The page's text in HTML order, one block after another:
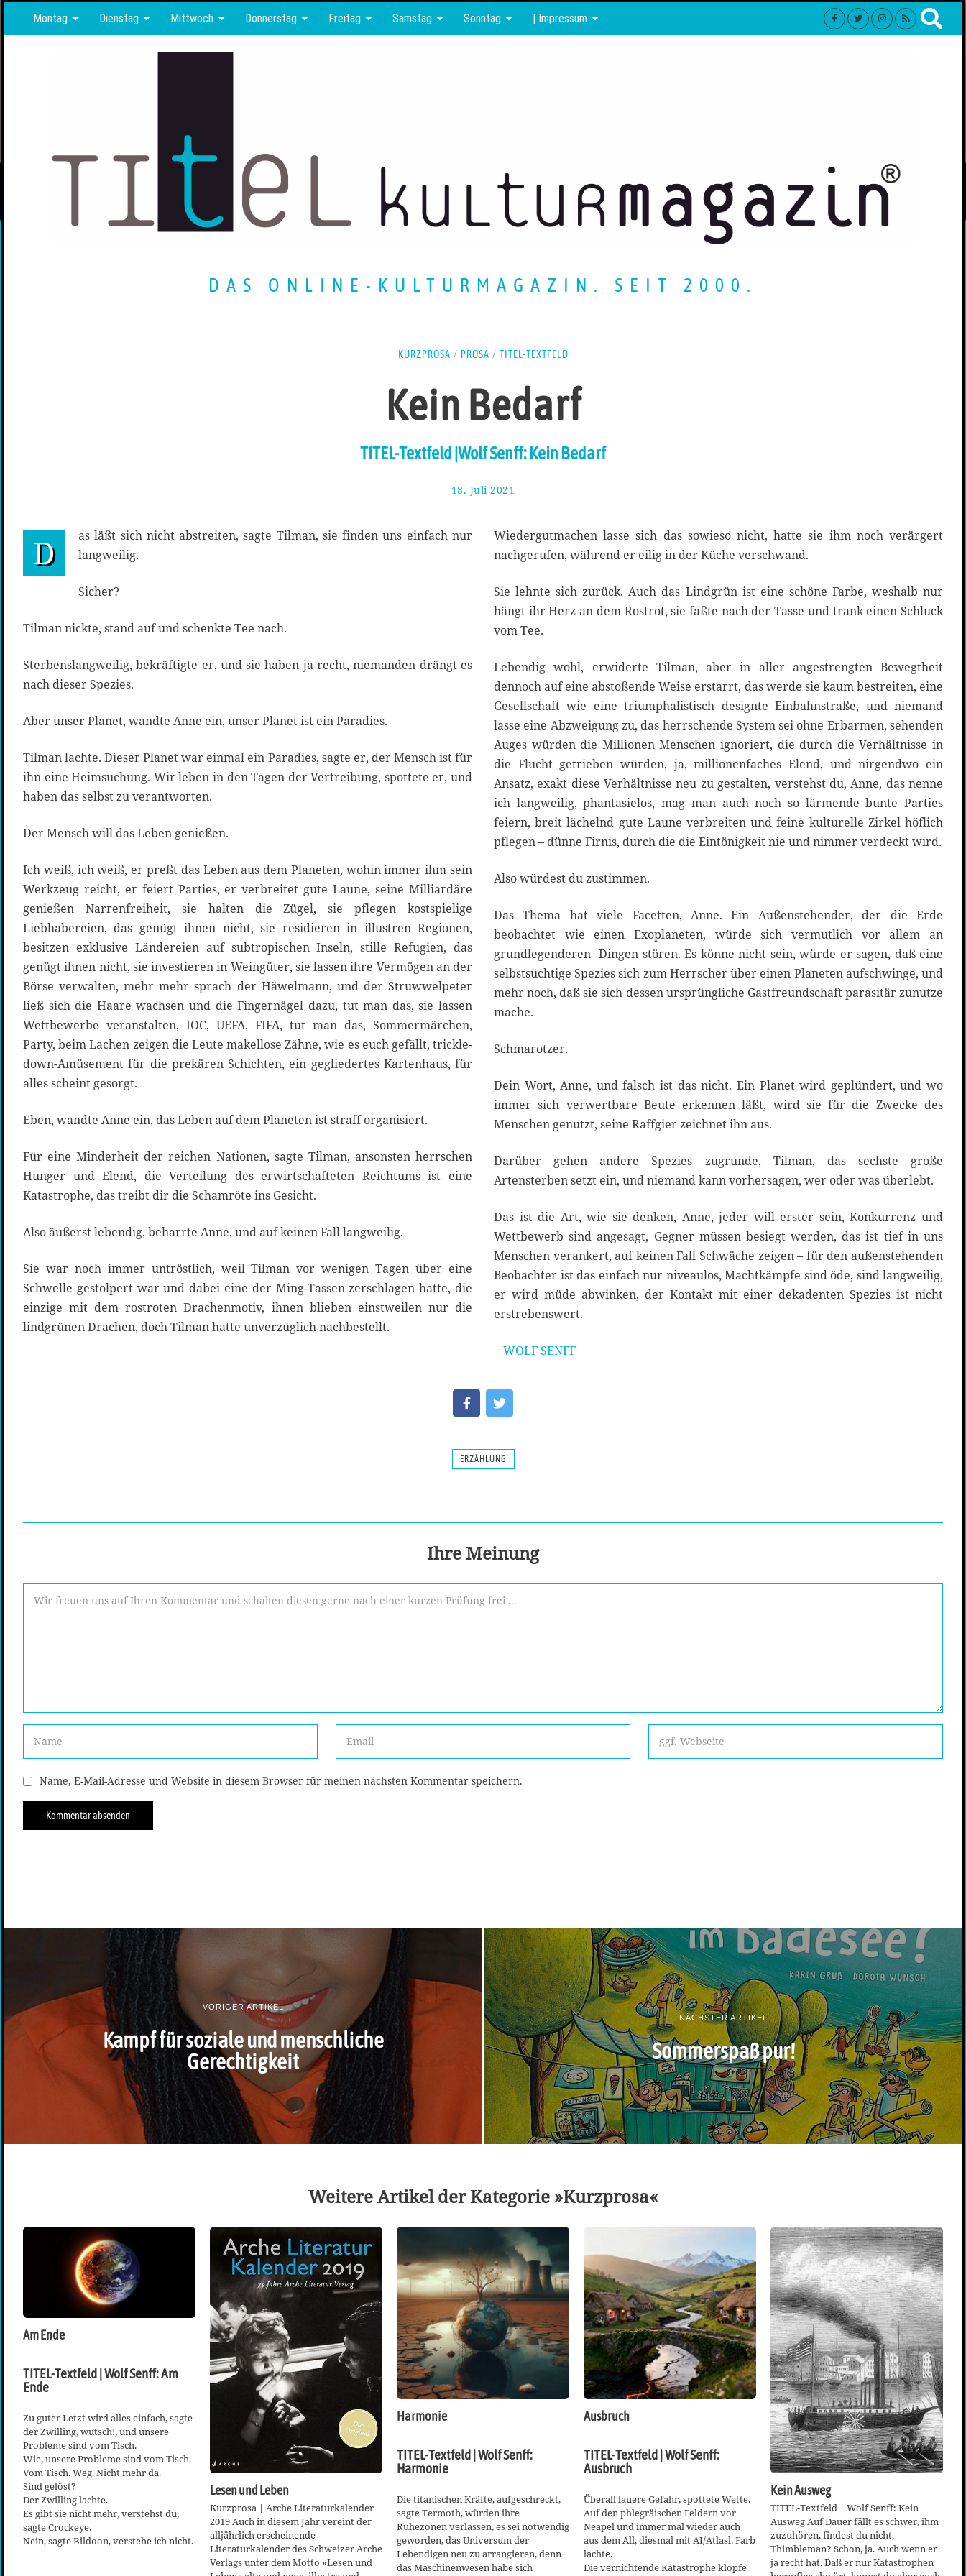
Montag Dienstag Mittwoch Donnerstag Freitag Samstag Sonntag | Impressum
DAS ONLINE-KULTURMAGAZIN. SEIT 2000.
KURZPROSA / PROSA / TITEL-TEXTFELD
Kein Bedarf
TITEL-Textfeld |Wolf Senff: Kein Bedarf
18. Juli 2021
J
u
l
2
2
1
D
as läßt sich nicht abstreiten, sagte Tilman, sie finden uns einfach nur
langweilig.
Sicher?
Tilman nickte, stand auf und schenkte Tee nach.
Sterbenslangweilig, bekräftigte er, und sie haben ja recht, niemanden drängt es
nach dieser Spezies.
Aber unser Planet, wandte Anne ein, unser Planet ist ein Paradies.
Tilman lachte. Dieser Planet war einmal ein Paradies, sagte er, der Mensch ist für
ihn eine Heimsuchung. Wir leben in den Tagen der Vertreibung, spottete er, und
haben das selbst zu verantworten.
Der Mensch will das Leben genießen.
Ich weiß, ich weiß, er preßt das Leben aus dem Planeten, wohin immer ihm sein
Werkzeug reicht, er feiert Parties, er verbreitet gute Laune, seine Milliardäre
genießen Narrenfreiheit, sie halten die Zügel, sie pflegen kostspielige
Liebhabereien, das genügt ihnen nicht, sie residieren in illustren Regionen,
besitzen exklusive Ländereien auf subtropischen Inseln, stille Refugien, das
genügt ihnen nicht, sie investieren in Weingüter, sie lassen ihre Vermögen an der
Börse verwalten, mehr mehr sprach der Häwelmann, und der Struwwelpeter
ließ sich die Haare wachsen und die Fingernägel dazu, tut man das, sie lassen
Wettbewerbe veranstalten, IOC, UEFA, FIFA, tut man das, Sommermärchen,
Party, beim Lachen zeigen die Leute makellose Zähne, wie es euch gefällt, trickle-
down-Amüsement für die prekären Schichten, ein gegliedertes Kartenhaus, für
alles scheint gesorgt.
Eben, wandte Anne ein, das Leben auf dem Planeten ist straff organisiert.
Für eine Minderheit der reichen Nationen, sagte Tilman, ansonsten herrschen
Hunger und Elend, die Verteilung des erwirtschafteten Reichtums ist eine
Katastrophe, das treibt dir die Schamröte ins Gesicht.
Also äußerst lebendig, beharrte Anne, und auf keinen Fall langweilig.
Sie war noch immer untröstlich, weil Tilman vor wenigen Tagen über eine
Schwelle gestolpert war und dabei eine der Ming-Tassen zerschlagen hatte, die
einzige mit dem rostroten Drachenmotiv, ihnen blieben einstweilen nur die
lindgrünen Drachen, doch Tilman hatte unverzüglich nachbestellt.
Wiedergutmachen lasse sich das sowieso nicht, hatte sie ihm noch verärgert
nachgerufen, während er eilig in der Küche verschwand.
Sie lehnte sich zurück. Auch das Lindgrün ist eine schöne Farbe, weshalb nur
hängt ihr Herz an dem Rostrot, sie faßte nach der Tasse und trank einen Schluck
vom Tee.
Lebendig wohl, erwiderte Tilman, aber in aller angestrengten Bewegtheit
dennoch auf eine abstoßende Weise erstarrt, das werde sie kaum bestreiten, eine
Gesellschaft wie eine triumphalistisch designte Einbahnstraße, und niemand
lasse eine Abzweigung zu, das herrschende System sei ohne Erbarmen, sehenden
Auges würden die Millionen Menschen ignoriert, die durch die Verhältnisse in
die Flucht getrieben würden, ja, millionenfaches Elend, und nirgendwo ein
Ansatz, exakt diese Verhältnisse neu zu gestalten, verstehst du, Anne, das nenne
ich langweilig, phantasielos, mag man auch noch so lärmende bunte Parties
feiern, breit lächelnd gute Laune verbreiten und feine kulturelle Zirkel höflich
pflegen – dünne Firnis, durch die die Eintönigkeit nie und nimmer verdeckt wird.
Also würdest du zustimmen.
Das Thema hat viele Facetten, Anne. Ein Außenstehender, der die Erde
beobachtet wie einen Exoplaneten, würde sich vermutlich vor allem an
grundlegenderen Dingen stören. Es könne nicht sein, würde er sagen, daß eine
selbstsüchtige Spezies sich zum Herrscher über einen Planeten aufschwinge, und
mehr noch, daß sie sich dessen ursprüngliche Gastfreundschaft parasitär zunutze
mache.
Schmarotzer.
Dein Wort, Anne, und falsch ist das nicht. Ein Planet wird geplündert, und wo
immer sich verwertbare Beute erkennen läßt, wird sie für die Zwecke des
Menschen genutzt, seine Raffgier zeichnet ihn aus.
Darüber gehen andere Spezies zugrunde, Tilman, das sechste große
Artensterben setzt ein, und niemand kann vorhersagen, wer oder was überlebt.
Das ist die Art, wie sie denken, Anne, jeder will erster sein, Konkurrenz und
Wettbewerb sind angesagt, Gegner müssen besiegt werden, das ist tief in uns
Menschen verankert, auf keinen Fall Schwäche zeigen – für den außenstehenden
Beobachter ist das einfach nur niveaulos, Machtkämpfe sind öde, sind langweilig,
er wird müde abwinken, der Kontakt mit einer dekadenten Spezies ist nicht
erstrebenswert.
| WOLF SENFF
ERZÄHLUNG
Ihre Meinung
Name, E-Mail-Adresse und Website in diesem Browser für meinen nächsten Kommentar speichern.
VORIGER ARTIKEL
Kampf für soziale und menschliche
Gerechtigkeit
NÄCHSTER ARTIKEL
Sommerspaß pur!
Weitere Artikel der Kategorie »Kurzprosa«
Am Ende
TITEL-Textfeld | Wolf Senff: Am
Ende
Zu guter Letzt wird alles einfach, sagte
der Zwilling, wutsch!, und unsere
Probleme sind vom Tisch.
Wie, unsere Probleme sind vom Tisch.
Vom Tisch. Weg. Nicht mehr da.
Sind gelöst?
Der Zwilling lachte.
Es gibt sie nicht mehr, verstehst du,
sagte Crockeye.
Nein, sagte Bildoon, verstehe ich nicht.
Lesen und Leben
Kurzprosa | Arche Literaturkalender
2019 Auch in diesem Jahr vereint der
alljährlich erscheinende
Literaturkalender des Schweizer Arche
Verlags unter dem Motto »Lesen und
Harmonie
TITEL-Textfeld | Wolf Senff:
Harmonie
Die titanischen Kräfte, aufgeschreckt,
sagte Termoth, würden ihre
Ruhezonen verlassen, es sei notwendig
geworden, das Universum der
Lebendigen neu zu arrangieren, denn
das Maschinenwesen habe sich
Ausbruch
TITEL-Textfeld | Wolf Senff:
Ausbruch
Überall lauere Gefahr, spottete Wette.
Auf den phlegräischen Feldern vor
Neapel und immer mal wieder auch
aus dem All, diesmal mit AI/Atlasl. Farb
lachte.
Die vernichtende Katastrophe klopfe
Kein Ausweg
TITEL-Textfeld | Wolf Senff: Kein
Ausweg Auf Dauer fällt es schwer, ihm
zuzuhören, findest du nicht,
Thimbleman? Schon, ja. Auch wenn er
ja recht hat. Daß er nur Katastrophen